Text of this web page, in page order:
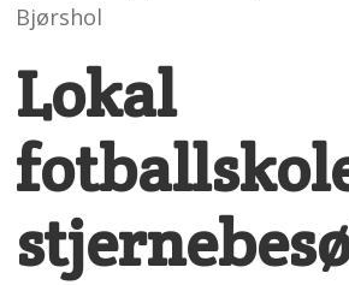
Bjørshol
Lokal